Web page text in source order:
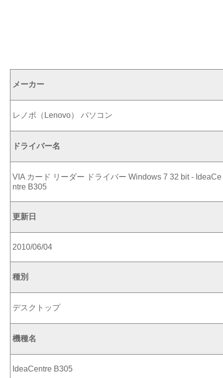
メーカー
レノボ（Lenovo） パソコン
ドライバー名
VIA カード リーダー ドライバー Windows 7 32 bit - IdeaCe
ntre B305
更新日
2010/06/04
種別
デスクトップ
機種名
IdeaCentre B305